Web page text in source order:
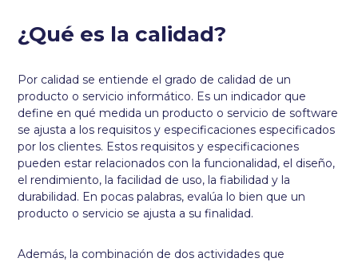
¿Qué es la calidad?
Por calidad se entiende el grado de calidad de un
producto o servicio informático. Es un indicador que
define en qué medida un producto o servicio de software
se ajusta a los requisitos y especificaciones especificados
por los clientes. Estos requisitos y especificaciones
pueden estar relacionados con la funcionalidad, el diseño,
el rendimiento, la facilidad de uso, la fiabilidad y la
durabilidad. En pocas palabras, evalúa lo bien que un
producto o servicio se ajusta a su finalidad.
Además, la combinación de dos actividades que